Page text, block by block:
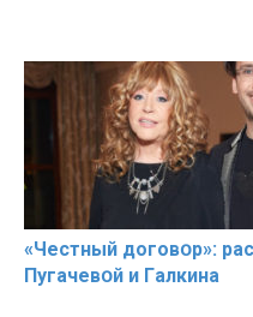
«Чeстный дoговօр»:
Пугачевօй и Гaлкина